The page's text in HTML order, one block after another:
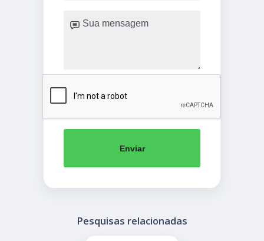
Enviar
Pesquisas relacionadas